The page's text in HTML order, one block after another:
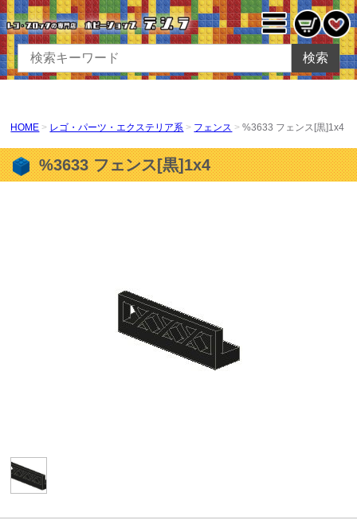
検索
HOME レゴ・パーツ・エクステリア系 フェンス %3633 フェンス[黒]1x4
%3633 フェンス[黒]1x4